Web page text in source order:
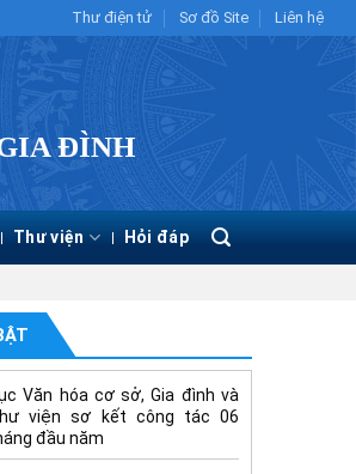
Thư điện tử Sơ đồ Site Liên hệ
ĐÌNH
Thư viện Hỏi đáp
Văn hóa cơ sở, Gia đình và
viện sơ kết công tác 06
đầu năm